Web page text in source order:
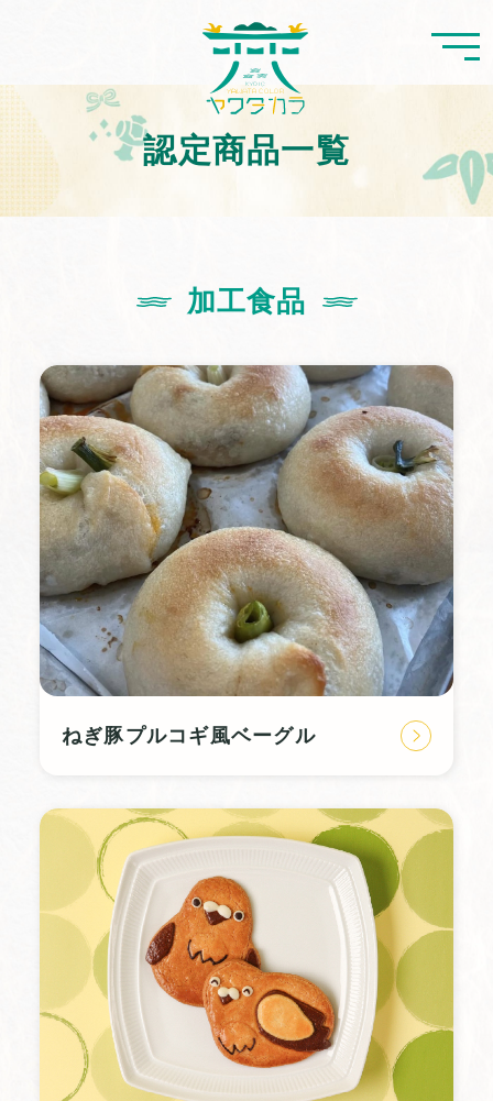
認定商品一覧
加工食品
ねぎ豚プルコギ風ベーグル